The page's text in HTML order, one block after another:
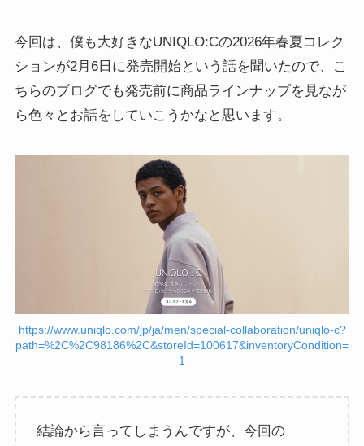
今回は、僕も大好きなUNIQLO:Cの2026年春夏コレク
ションが2月6日に発売開始という話を聞いたので、こ
ちらのブログでも発売前に商品ラインナップを見なが
ら色々とお話をしていこうかなと思います。
https://www.uniqlo.com/jp/ja/men/special-collaboration/uniqlo-c?
path=%2C%2C98186%2C&storeId=100617&inventoryCondition=
1
結論から言ってしまうんですが、今回の